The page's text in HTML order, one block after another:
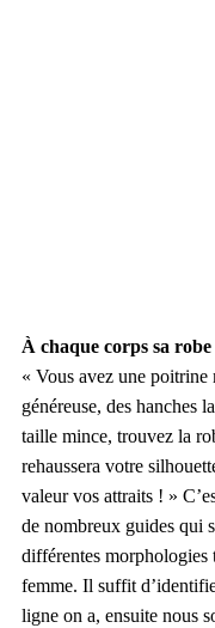
À chaque corps sa robe
« Vous avez une poitrine
généreuse, des hanches
taille mince, trouvez la
rehaussera votre
valeur vos attraits ! »
de nombreux guides qui
différentes morphologies
femme. Il suffit
ligne on a, ensuite nous